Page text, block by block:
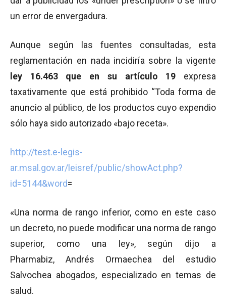
un error de envergadura.
Aunque según las fuentes consultadas, esta
reglamentación en nada incidiría sobre la vigente
ley 16.463 que en su artículo 19 expresa
taxativamente que está prohibido “Toda forma de
anuncio al público, de los productos cuyo expendio
sólo haya sido autorizado «bajo receta».
http://test.e-legis-
ar.msal.gov.ar/leisref/public/showAct.php?
id=5144&word=
«Una norma de rango inferior, como en este caso
un decreto, no puede modificar una norma de rango
superior, como una ley», según dijo a
Pharmabiz, Andrés Ormaechea del estudio
Salvochea abogados, especializado en temas de
salud.